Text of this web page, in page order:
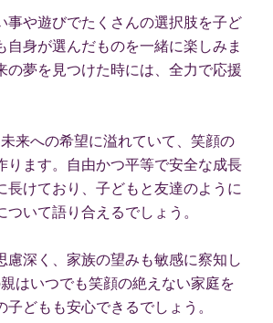
事や遊びでたくさんの選択肢を子ど
自身が選んだものを一緒に楽しみま
の夢を見つけた時には、全力で応援
来への希望に溢れていて、笑顔の
ります。自由かつ平等で安全な成長
長けており、子どもと友達のように
いて語り合えるでしょう。
慮深く、家族の望みも敏感に察知し
はいつでも笑顔の絶えない家庭を
どもも安心できるでしょう。